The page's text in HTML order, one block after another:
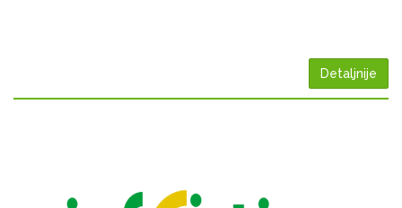
Detaljnije